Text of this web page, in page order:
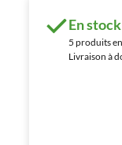
En stock
5 produits
Livraison à